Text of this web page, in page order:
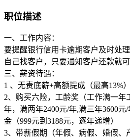
职位描述
一、工作内容：
要提醒银行信用卡逾期客户及时处
自己找客户，只要通知客户还款就
三、薪资待遇：
1 、无责底薪+高额提成（最高13%
2、购买六险，工龄奖（工作满一年
年，满两年2400元/年,满三年3600
金（999元到3188元，逐年递增）
3、带薪假期（年假、病假、婚假、